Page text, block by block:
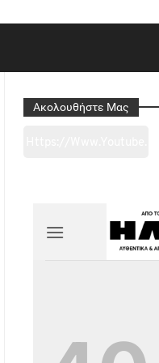
Ακολουθήστε Μας
2ge3sheyTkgpAkeBan